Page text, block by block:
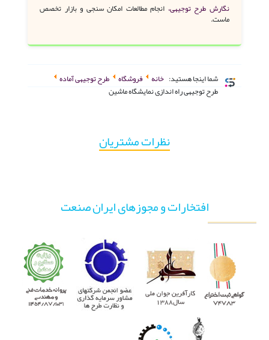
نگارش طرح توجیهی، انجام مطالعات امکان سنجی و بازار تخصص
ماست.
شما اینجا هستید: خانه فروشگاه طرح توجیهی آماده
طرح توجیهی راه اندازی نمایشگاه ماشین
نظرات مشتریان
افتخارات و مجوزهای ایران صنعت